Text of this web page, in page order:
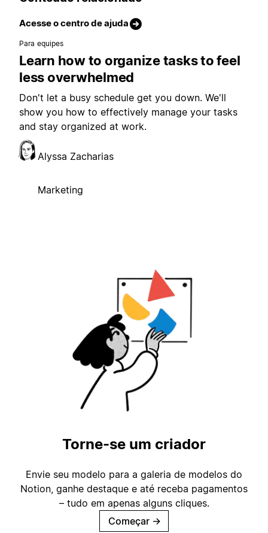
Acesse o centro de ajuda
Para equipes
Learn how to organize tasks to feel
less overwhelmed
Don't let a busy schedule get you down. We'll
show you how to effectively manage your tasks
and stay organized at work.
Alyssa Zacharias
Marketing
Torne-se um criador
Envie seu modelo para a galeria de modelos do
Notion, ganhe destaque e até receba pagamentos
– tudo em apenas alguns cliques.
Começar →